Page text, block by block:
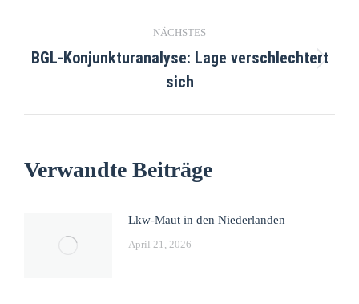
NÄCHSTES
BGL-Konjunkturanalyse: Lage verschlechtert
sich
Verwandte Beiträge
Lkw-Maut in den Niederlanden
April 21, 2026